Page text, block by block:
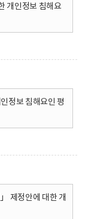
개인정보 침해요
정보 침해요인 평
제정안에 대한 개